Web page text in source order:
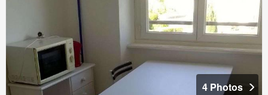
4 Photos